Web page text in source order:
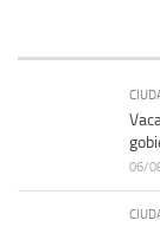
06/